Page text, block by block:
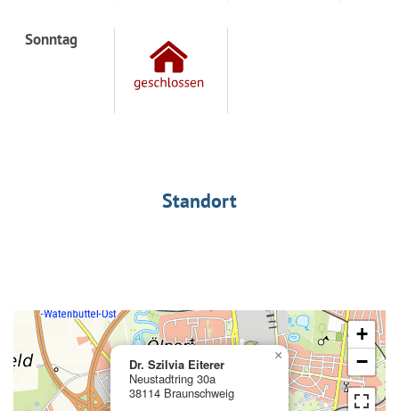
Sonntag
Standort
Dr. Szilvia Eiterer
Neustadtring 30a
38114 Braunschweig
×
+
−